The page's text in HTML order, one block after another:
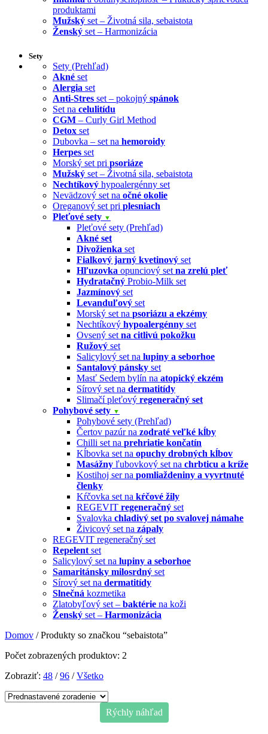
produktami
Mužský set – Životná sila, sebaistota
Ženský set – Harmonizácia
Sety
Sety (Prehľad)
Akné set
Alergia set
Anti-Stres set – pokojný spánok
Set na celulitídu
CGM – Curly Girl Method
Detox set
Dubovka – set na hemoroidy
Herpes set
Morský set pri psoriáze
Mužský set – Životná sila, sebaistota
Nechtíkový hypoalergénny set
Nevädzový set na očné okolie
Oreganový set pri plesniach
Pleťové sety ▼
Pleťové sety (Prehľad)
Akné set
Divožienka set
Fialkový jarný kvetinový set
Hľuzovka opunciový set na zrelú pleť
Hydratačný Probio-Milk set
Jazmínový set
Levanduľový set
Morský set na psoriázu a ekzémy
Nechtíkový hypoalergénny set
Ovsený set na citlivú pokožku
Ružový set
Salicylový set na lupiny a seborhoe
Santalový pánsky set
Masť Sedem bylín na atopický ekzém
Sírový set na dermatitídy
Slimačí pleťový regeneračný set
Pohybové sety ▼
Pohybové sety (Prehľad)
Čertov pazúr na zodraté veľké kĺby
Chilli set na prehriatie končatín
Kĺbovka set na opuchy drobných kĺbov
Masážny ľubovkový set na chrbticu a kríže
Kostihoj ser na pomliaždeniny a vyvrtnuté
členky
Kŕčovka set na kŕčové žily
REGEVIT regeneračný set
Svalovka chladivý set po svalovej námahe
Živicový set na zápaly
REGEVIT regeneračný set
Repelent set
Salicylový set na lupiny a seborhoe
Samaritánsky milosrdný set
Sírový set na dermatitídy
Slnečná kozmetika
Zlatobyľový set – baktérie na koži
Ženský set – Harmonizácia
Domov / Produkty so značkou “sebaistota”
Počet zobrazených produktov: 2
Zobraziť: 48 /96 /Všetko
Rýchly náhľad